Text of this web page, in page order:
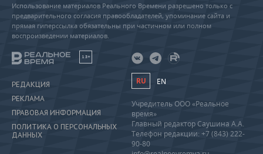
Использование материалов Реального Времени разрешено только с
предварительного согласия правообладателей, упоминание сайта и
прямая гиперссылка обязательны при частичном или полном
воспроизведении материалов.
18+
РЕДАКЦИЯ
РЕКЛАМА
ПРАВОВАЯ ИНФОРМАЦИЯ
ПОЛИТИКА О ПЕРСОНАЛЬНЫХ
ДАННЫХ
RU EN
Учредитель ООО «Реальное
время»
Главный редактор Саушина А.А.
Телефон редакции: +7 (843) 222-
90-80